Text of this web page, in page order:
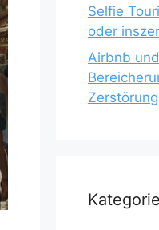
Selfie
oder
Airbnb